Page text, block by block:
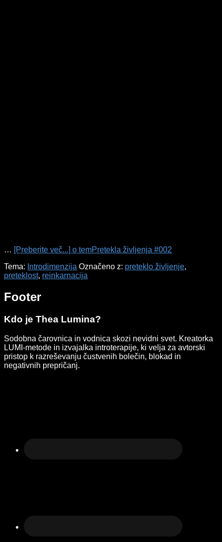
… [Preberite več...] o temPretekla življenja #002
Tema: Introdimenzija Označeno z: preteklo življenje,
preteklost, reinkarnacija
Footer
Kdo je Thea Lumina?
Sodobna čarovnica in vodnica skozi nevidni svet. Kreatorka
LUMI-metode in izvajalka introterapije, ki velja za avtorski
pristop k razreševanju čustvenih bolečin, blokad in
negativnih prepričanj.